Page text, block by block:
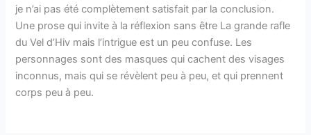
je n’ai pas été complètement satisfait par la conclusion.
Une prose qui invite à la réflexion sans être La grande rafle
du Vel d’Hiv mais l’intrigue est un peu confuse. Les
personnages sont des masques qui cachent des visages
inconnus, mais qui se révèlent peu à peu, et qui prennent
corps peu à peu.